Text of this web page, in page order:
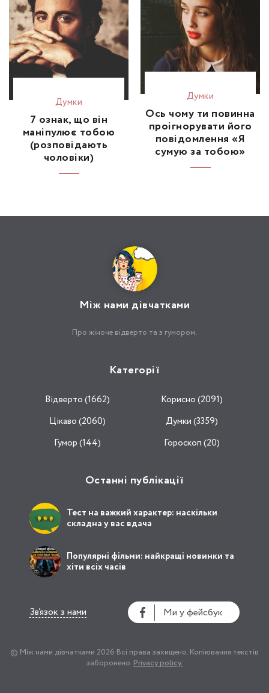
Думки
7 ознак, що він
маніпулює тобою
(розповідають
чоловіки)
Думки
Ось чому ти повинна
проігнорувати його
повідомлення «Я
сумую за тобою»
Між нами дівчатками
Про жіноче відверто та з гумором.
Категорії
Відвертo (1662)
Корисно (2091)
Цікаво (2060)
Думки (3359)
Гумор (144)
Гороскоп (20)
Останні публікації
Тест на важкий характер: наскільки
складна у вас вдача
Популярні фільми: найкращі новинки та
хіти всіх часів
Ми у фейсбук
Зв’язок з нами
© Між нами дівчатками 2026 Всі права захищено. Копіювання текстів
заборонено.Privacy policy.